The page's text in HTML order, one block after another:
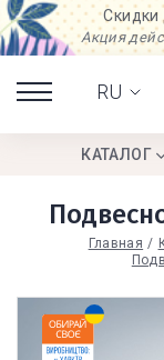
Скидки
Акция
RU
КАТАЛОГ
Главная